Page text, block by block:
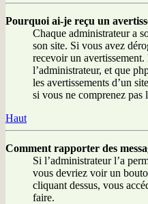
Pourquoi ai-je reçu un
Chaque administrateur a
son site. Si vous avez
recevoir un
l’administrateur, et que
les avertissements d’un
si vous ne comprenez pas
Haut
Comment rapporter des
Si l’administrateur l’a
vous devriez voir un
cliquant dessus, vous
faire.